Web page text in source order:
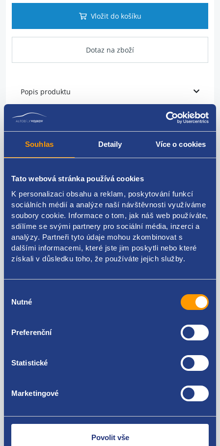
Souhlas Detaily Více o cookies
Tato webová stránka používá cookies
K personalizaci obsahu a reklam, poskytování funkcí
sociálních médií a analýze naší návštěvnosti využíváme
soubory cookie. Informace o tom, jak náš web používáte,
sdílíme se svými partnery pro sociální média, inzerci a
analýzy. Partneři tyto údaje mohou zkombinovat s
dalšími informacemi, které jste jim poskytli nebo které
získali v důsledku toho, že používáte jejich služby.
souhlasu
Nutné
Preferenční
Statistické
Marketingové
Povolit vše
Vložit do košíku
Dotaz na zboží
Popis produktu
vstřikovací lišta paliva
originální číslo Renault:
Kódy produktu
7700273702
Použitelné pro vozy
Zboží můžete vrátit do 60 dnů od